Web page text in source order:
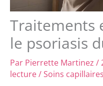
Traitements
le psoriasis
Par Pierrette Martinez /
lecture/Soins capillaires